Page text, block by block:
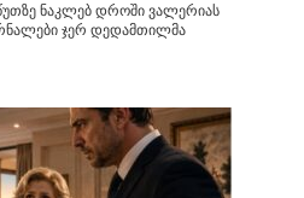
ნაკლებ დროში ვალერიას
ჯერ დედამთილმა